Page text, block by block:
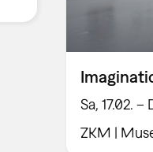
Sa, 17.02. –
ZKM |